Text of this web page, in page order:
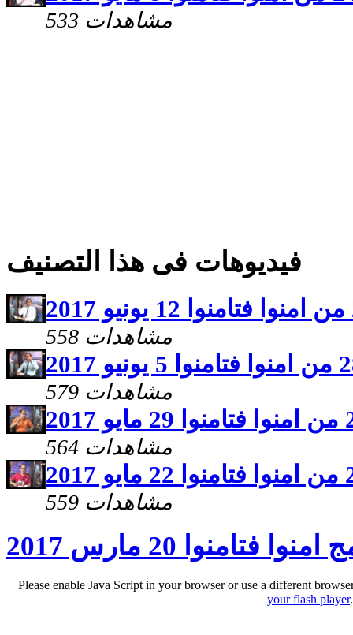
533 مشاهدات
فيديوهات فى هذا التصنيف
558 مشاهدات
579 مشاهدات
564 مشاهدات
559 مشاهدات
Please enable Java Script in your browser or use a different
your flash player.